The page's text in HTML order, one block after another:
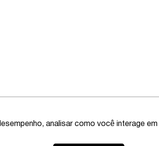
analisar como você interage